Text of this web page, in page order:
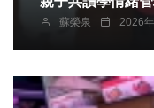
蘇榮泉 2026